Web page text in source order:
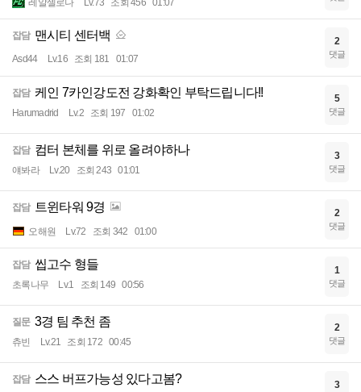
레알셀로나 Lv.73 조회 456 01:07
잡담 맨시티 센터백
Asd44 Lv.16 조회 181 01:07
2
댓글
잡담 케인 7카인강도전 강화확인 부탁드립니다!!
Harumadrid Lv.2 조회 197 01:02
5
댓글
잡담 컴터 본체를 위로 올려야하나
얘봐라 Lv.20 조회 243 01:01
3
댓글
잡담 트윈타워 9경
오해원 Lv.72 조회 342 01:00
2
댓글
잡담 씹고수 형들
초록나무 Lv.1 조회 149 00:56
1
댓글
질문 3경 팀 추천 좀
츄빈 Lv.21 조회 172 00:45
2
댓글
잡담 스스 버프가능성 있다고봄? 3